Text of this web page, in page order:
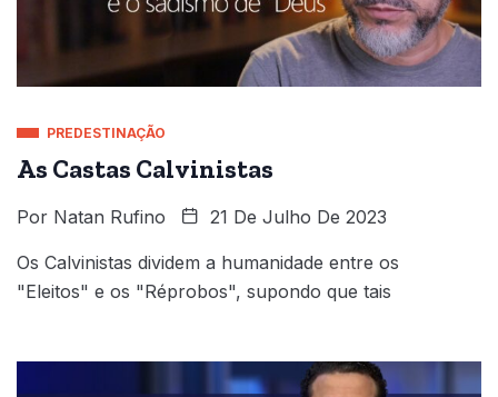
PREDESTINAÇÃO
As Castas Calvinistas
Por Natan Rufino 21 De Julho De 2023
Os Calvinistas dividem a humanidade entre os
"Eleitos" e os "Réprobos", supondo que tais